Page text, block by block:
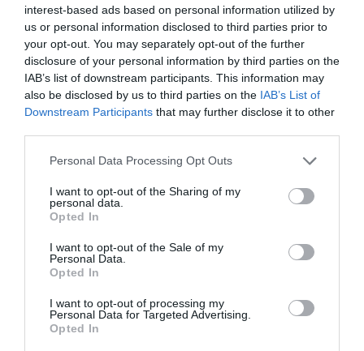
interest-based ads based on personal information utilized by
us or personal information disclosed to third parties prior to
your opt-out. You may separately opt-out of the further
disclosure of your personal information by third parties on the
IAB’s list of downstream participants. This information may
also be disclosed by us to third parties on the IAB’s List of
Downstream Participants that may further disclose it to other
Personal Data Processing Opt Outs
I want to opt-out of the Sharing of my
personal data.
Opted In
I want to opt-out of the Sale of my
Personal Data.
Opted In
I want to opt-out of processing my
Personal Data for Targeted Advertising.
Opted In